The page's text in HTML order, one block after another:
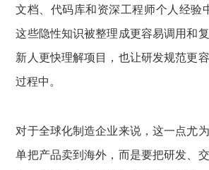
文档、代码库和资深工程师个人经验
这些隐性知识被整理成更容易调用和
新人更快理解项目，也让研发规范更
过程中。
对于全球化制造企业来说，这一点尤
单把产品卖到海外，而是要把研发、